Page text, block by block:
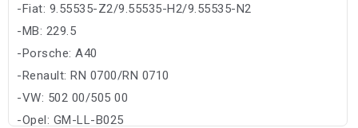
-Fiat: 9.55535-Z2/9.55535-H2/9.55535-N2
-MB: 229.5
-Porsche: A40
-Renault: RN 0700/RN 0710
-VW: 502 00/505 00
-Opel: GM-LL-B025